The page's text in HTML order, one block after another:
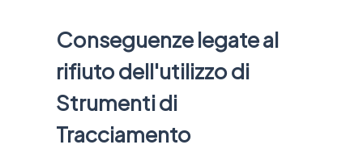
Conseguenze legate al
rifiuto dell'utilizzo di
Strumenti di
Tracciamento